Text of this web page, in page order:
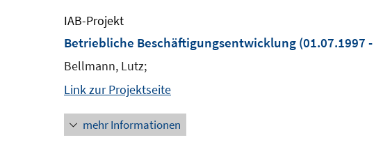
IAB-Projekt
Betriebliche Beschäftigungsentwicklung (01.07.1997
Bellmann, Lutz;
Link zur Projektseite
mehr Informationen